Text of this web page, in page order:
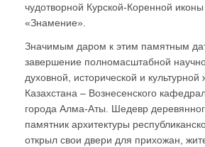
чудотворной Курской-Коренной
«Знамение».
Значимым даром к этим памятным
завершение полномасштабной
духовной, исторической и
Казахстана – Вознесенского
города Алма-Аты. Шедевр
памятник архитектуры
открыл свои двери для прихожан,